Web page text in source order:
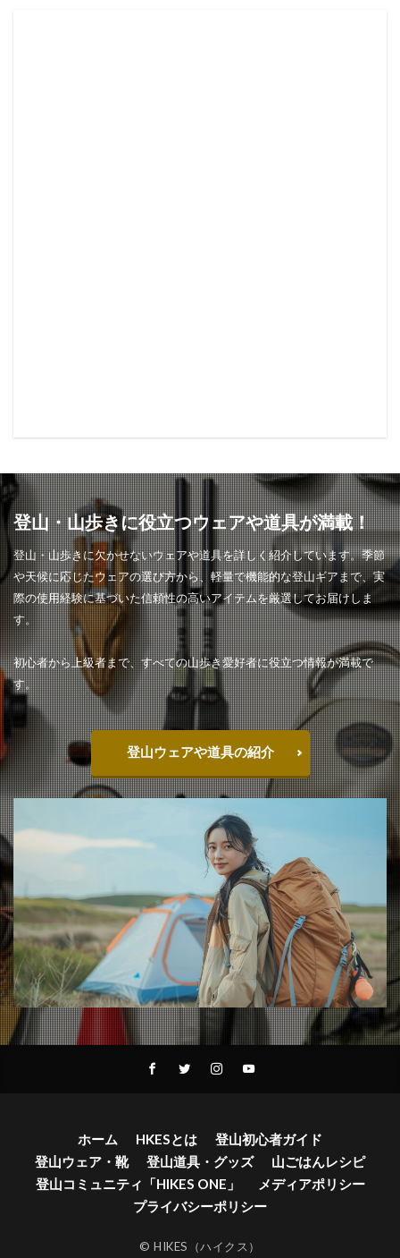
登山・山歩きに役立つウェアや道具が満載！
登山・山歩きに欠かせないウェアや道具を詳しく紹介しています。季節
や天候に応じたウェアの選び方から、軽量で機能的な登山ギアまで、実
際の使用経験に基づいた信頼性の高いアイテムを厳選してお届けしま
す。
初心者から上級者まで、すべての山歩き愛好者に役立つ情報が満載で
す。
登山ウェアや道具の紹介
ホーム HKESとは
登山初心者ガイド
登山ウェア・靴
登山道具・グッズ
山ごはんレシピ
登山コミュニティ「HIKES ONE」
メディアポリシー
プライバシーポリシー
© HIKES（ハイクス）